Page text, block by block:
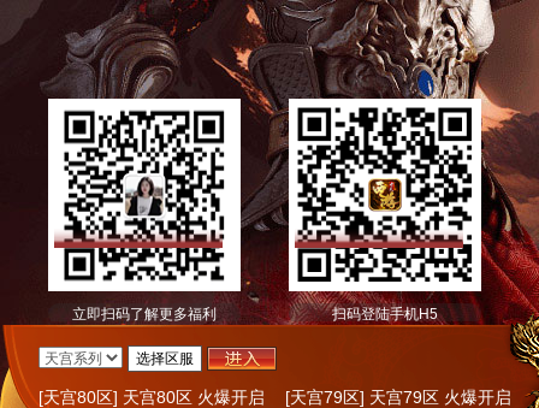
立即扫码了解更多福利 扫码登陆手机H5
[天宫80区] 天宫80区 火爆开启
[天宫79区] 天宫79区 火爆开启